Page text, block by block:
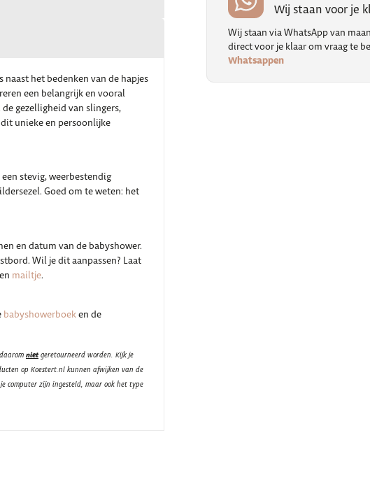
naast het bedenken van de hapjes
een belangrijk en vooral
gezelligheid van slingers,
unieke en persoonlijke
stevig, weerbestendig
Goed om te weten: het
en datum van de babyshower.
Wil je dit aanpassen? Laat
mailtje.
babyshowerboeken de
nietgeretourneerd worden. Kijk je
op Koestert.nl kunnen afwijken van de
computer zijn ingesteld, maar ook het type
Wij staan voor je
Wij staan via WhatsApp van
direct voor je klaar om vraag te
Whatsappen